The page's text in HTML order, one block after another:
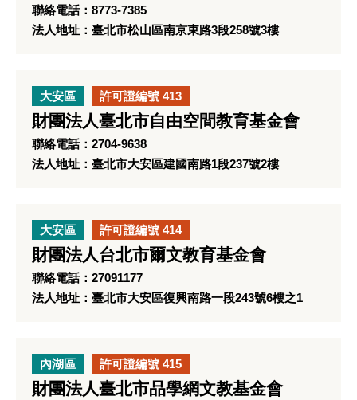
聯絡電話：8773-7385
法人地址：臺北市松山區南京東路3段258號3樓
大安區 許可證編號 413
財團法人臺北市自由空間教育基金會
聯絡電話：2704-9638
法人地址：臺北市大安區建國南路1段237號2樓
大安區 許可證編號 414
財團法人台北市爾文教育基金會
聯絡電話：27091177
法人地址：臺北市大安區復興南路一段243號6樓之1
內湖區 許可證編號 415
財團法人臺北市品學網文教基金會